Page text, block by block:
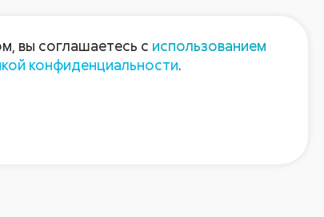
Пресс-центр Контакты
вы соглашаетесь с использованием
конфиденциальности.